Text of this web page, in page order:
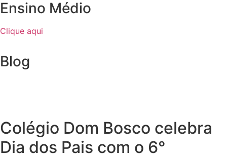
Ensino Médio
Clique aqui
Blog
Colégio Dom Bosco celebra
Dia dos Pais com o 6°